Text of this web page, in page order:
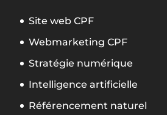
Site web CPF
Webmarketing CPF
Stratégie numérique
Intelligence artificielle
Référencement naturel